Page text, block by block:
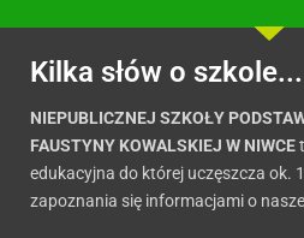
Kilka słów o szkole...
NIEPUBLICZNEJ SZKOŁY
FAUSTYNY KOWALSKIEJ W NIWCE
edukacyjna do której uczęszcza ok.
zapoznania się informacjami o